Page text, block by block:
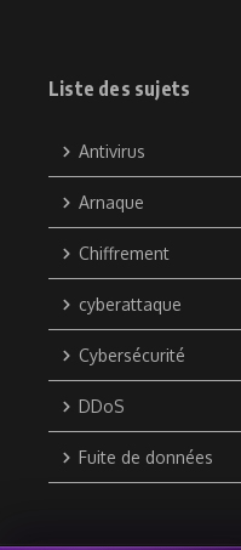
Liste des sujets
Antivirus
Arnaque
Chiffrement
cyberattaque
Cybersécurité
DDoS
Fuite de données